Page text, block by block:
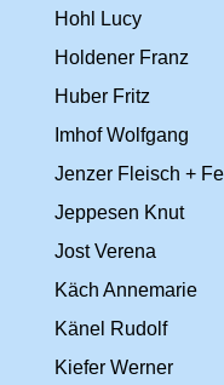
Hohl Lucy
Holdener Franz
Huber Fritz
Imhof Wolfgang
Jenzer Fleisch +
Jeppesen Knut
Jost Verena
Käch Annemarie
Känel Rudolf
Kiefer Werner